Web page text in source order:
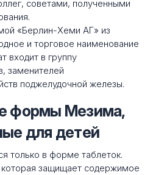
советами, полученными
«Берлин-Хеми АГ» из
и торговое наименование
входит в группу
заменителей
поджелудочной железы.
формы Мезима,
для детей
только в форме таблеток.
защищает содержимое